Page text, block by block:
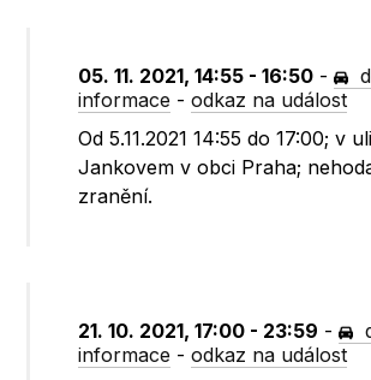
05. 11. 2021, 14:55 - 16:50 -
informace -odkaz na událost
Od 5.11.2021 14:55 do 17:00; v
Jankovem v obci Praha;
zranění.
21. 10. 2021, 17:00 - 23:59 -
informace -odkaz na událost